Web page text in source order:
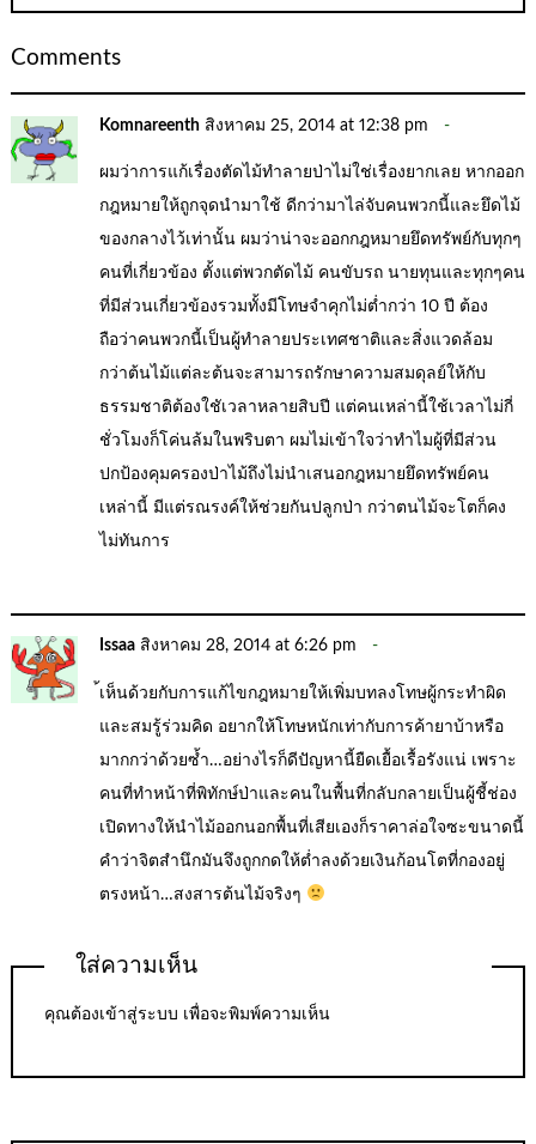
Comments
Komnareenth สิงหาคม 25, 2014 at 12:38 pm
ผมว่าการแก้เรื่องตัดไม้ทำลายป่าไม่ใช่เรื่องยากเลย หากออก
กฎหมายให้ถูกจุดนำมาใช้ ดีกว่ามาไล่จับคนพวกนี้และยึดไม้
ของกลางไว้เท่านั้น ผมว่าน่าจะออกกฎหมายยึดทรัพย์กับทุกๆ
คนที่เกี่ยวข้อง ตั้งแต่พวกตัดไม้ คนขับรถ นายทุนและทุกๆคน
ที่มีส่วนเกี่ยวข้องรวมทั้งมีโทษจำคุกไม่ต่ำกว่า 10 ปี ต้อง
ถือว่าคนพวกนี้เป็นผู้ทำลายประเทศชาติและสิ่งแวดล้อม
กว่าต้นไม้แต่ละต้นจะสามารถรักษาความสมดุลย์ให้กับ
ธรรมชาติต้องใชัเวลาหลายสิบปี แต่คนเหล่านี้ใช้เวลาไม่กี่
ชั่วโมงก็โค่นล้มในพริบตา ผมไม่เข้าใจว่าทำไมผู้ที่มีส่วน
ปกป้องคุมครองป่าไม้ถึงไม่นำเสนอกฎหมายยึดทรัพย์คน
เหล่านี้ มีแต่รณรงค์ให้ช่วยกันปลูกป่า กว่าตนไม้จะโตก็คง
ไม่ทันการ
Issaa สิงหาคม 28, 2014 at 6:26 pm
้เห็นด้วยกับการแก้ไขกฎหมายให้เพิ่มบทลงโทษผู้กระทำผิด
และสมรู้ร่วมคิด อยากให้โทษหนักเท่ากับการค้ายาบ้าหรือ
มากกว่าด้วยซ้ำ…อย่างไรก็ดีปัญหานี้ยืดเยื้อเรื้อรังแน่ เพราะ
คนที่ทำหน้าที่พิทักษ์ป่าและคนในพื้นที่กลับกลายเป็นผู้ชี้ช่อง
เปิดทางให้นำไม้ออกนอกพื้นที่เสียเองก็ราคาล่อใจซะขนาดนี้
คำว่าจิตสำนึกมันจึงถูกกดให้ต่ำลงด้วยเงินก้อนโตที่กองอยู่
ตรงหน้า…สงสารต้นไม้จริงๆ
ใส่ความเห็น
คุณต้องเข้าสู่ระบบ เพื่อจะพิมพ์ความเห็น